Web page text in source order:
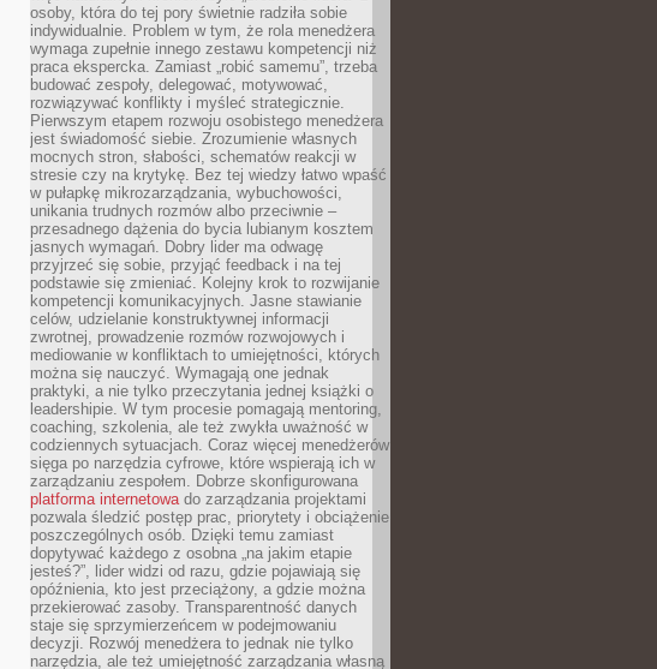
osoby, która do tej pory świetnie radziła sobie
indywidualnie. Problem w tym, że rola menedżera
wymaga zupełnie innego zestawu kompetencji niż
praca ekspercka. Zamiast „robić samemu”, trzeba
budować zespoły, delegować, motywować,
rozwiązywać konflikty i myśleć strategicznie.
Pierwszym etapem rozwoju osobistego menedżera
jest świadomość siebie. Zrozumienie własnych
mocnych stron, słabości, schematów reakcji w
stresie czy na krytykę. Bez tej wiedzy łatwo wpaść
w pułapkę mikrozarządzania, wybuchowości,
unikania trudnych rozmów albo przeciwnie –
przesadnego dążenia do bycia lubianym kosztem
jasnych wymagań. Dobry lider ma odwagę
przyjrzeć się sobie, przyjąć feedback i na tej
podstawie się zmieniać. Kolejny krok to rozwijanie
kompetencji komunikacyjnych. Jasne stawianie
celów, udzielanie konstruktywnej informacji
zwrotnej, prowadzenie rozmów rozwojowych i
mediowanie w konfliktach to umiejętności, których
można się nauczyć. Wymagają one jednak
praktyki, a nie tylko przeczytania jednej książki o
leadershipie. W tym procesie pomagają mentoring,
coaching, szkolenia, ale też zwykła uważność w
codziennych sytuacjach. Coraz więcej menedżerów
sięga po narzędzia cyfrowe, które wspierają ich w
zarządzaniu zespołem. Dobrze skonfigurowana
platforma internetowado zarządzania projektami
pozwala śledzić postęp prac, priorytety i obciążenie
poszczególnych osób. Dzięki temu zamiast
dopytywać każdego z osobna „na jakim etapie
jesteś?”, lider widzi od razu, gdzie pojawiają się
opóźnienia, kto jest przeciążony, a gdzie można
przekierować zasoby. Transparentność danych
staje się sprzymierzeńcem w podejmowaniu
decyzji. Rozwój menedżera to jednak nie tylko
narzędzia, ale też umiejętność zarządzania własną